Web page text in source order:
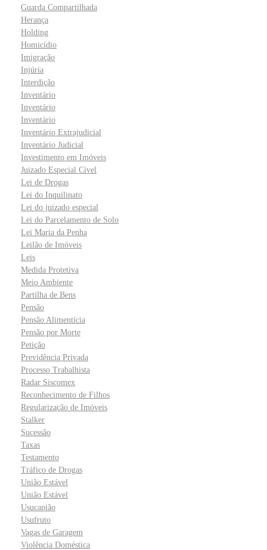
Guarda Compartilhada
Herança
Holding
Homicídio
Imigração
Injúria
Interdição
Inventário
Inventário
Inventário
Inventário Extrajudicial
Inventário Judicial
Investimento em Imóveis
Juizado Especial Cível
Lei de Drogas
Lei do Inquilinato
Lei do juizado especial
Lei do Parcelamento de Solo
Lei Maria da Penha
Leilão de Imóveis
Leis
Medida Protetiva
Meio Ambiente
Partilha de Bens
Pensão
Pensão Alimentícia
Pensão por Morte
Petição
Previdência Privada
Processo Trabalhista
Radar Siscomex
Reconhecimento de Filhos
Regularização de Imóveis
Stalker
Sucessão
Taxas
Testamento
Tráfico de Drogas
União Estável
União Estável
Usucapião
Usufruto
Vagas de Garagem
Violência Doméstica